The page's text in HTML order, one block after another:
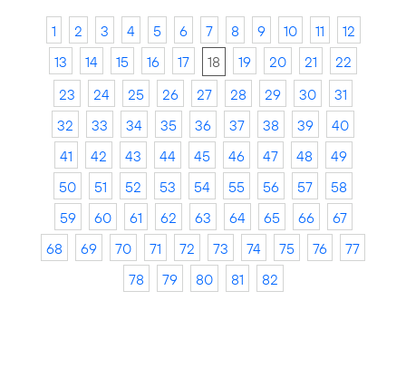
1 2 3 4 5 6 7 8 9 10 11
12
13
14 15 16 17 18 19 20 21
22
23
24 25 26 27 28 29 30
31
32
33 34 35 36 37 38 39
40
41
42 43 44 45 46 47 48
49
50
51 52 53 54 55 56 57
58
59
60 61 62 63 64 65 66
67
68
69 70 71 72 73 74 75 76
77
78
79 80 81 82